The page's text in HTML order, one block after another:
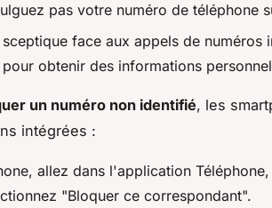
pas votre numéro de téléphone
face aux appels de numéros
pour obtenir des informations
un numéro non identifié, les
intégrées :
allez dans l'application
"Bloquer ce correspondant".